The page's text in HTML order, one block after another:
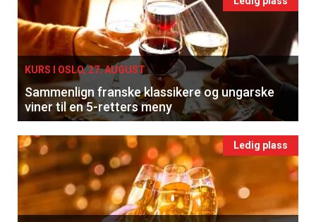
KURS I OSLO, 27. AUGUST
Sammenlign franske klassikere og ungarske
viner til en 5-retters meny
Ledig plass